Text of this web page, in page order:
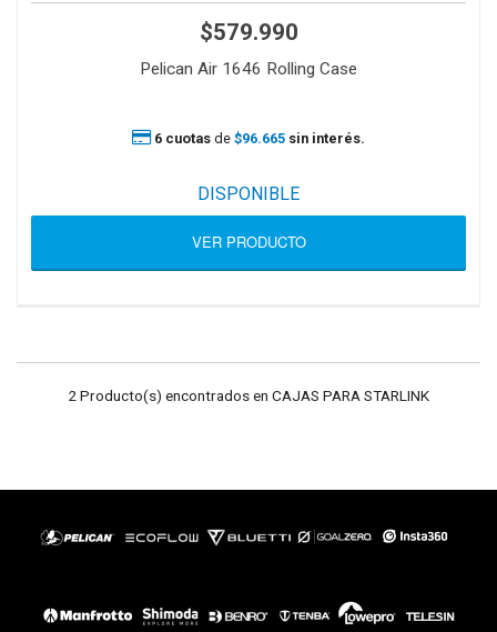
$579.990
Pelican Air 1646 Rolling Case
6 cuotas de $96.665 sin interés.
DISPONIBLE
VER PRODUCTO
2 Producto(s) encontrados en CAJAS PARA STARLINK